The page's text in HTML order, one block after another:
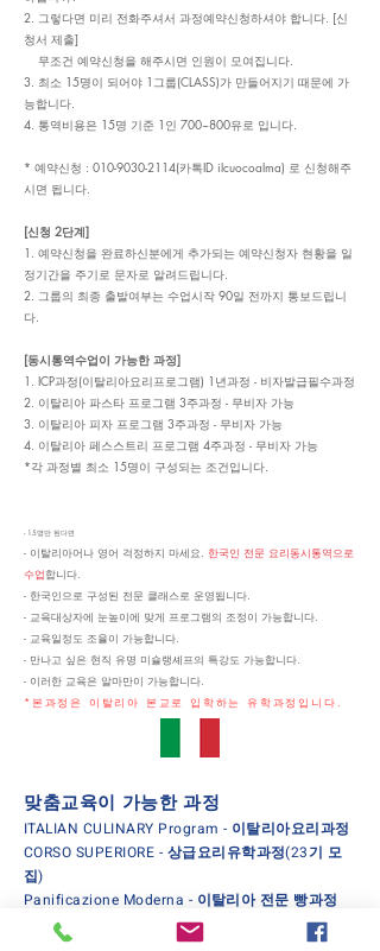
2. 그렇다면 미리 전화주셔서 과정예약신청하셔야 합니다. [신
청서 제출]
무조건 예약신청을 해주시면 인원이 모여집니다.
3. 최소 15명이 되어야 1그룹(CLASS)가 만들어지기 때문에 가
능합니다.
4. 통역비용은 15명 기준 1인 700~800유로 입니다.
* 예약신청 : 010-9030-2114(카톡ID ilcuocoalma) 로 신청해주
시면 됩니다.
[신청 2단계]
1. 예약신청을 완료하신분에게 추가되는 예약신청자 현황을 일
정기간을 주기로 문자로 알려드립니다.
2. 그룹의 최종 출발여부는 수업시작 90일 전까지 통보드립니
다.
[동시통역수업이 가능한 과정]
1. ICP과정(이탈리아요리프로그램) 1년과정 - 비자발급필수과정
2. 이탈리아 파스타 프로그램 3주과정 - 무비자 가능
3. 이탈리아 피자 프로그램 3주과정 - 무비자 가능
4. 이탈리아 페스스트리 프로그램 4주과정 - 무비자 가능
*각 과정별 최소 15명이 구성되는 조건입니다.
- 15명만 된다면
- 이탈리아어나 영어 걱정하지 마세요. 한국인 전문 요리동시통역으로
수업합니다.
- 한국인으로 구성된 전문 클래스로 운영됩니다.
- 교육대상자에 눈높이에 맞게 프로그램의 조정이 가능합니다.
- 교육일정도 조율이 가능합니다.
- 만나고 싶은 현직 유명 미슐랭셰프의 특강도 가능합니다.
- 이러한 교육은 알마만이 가능합니다.
*본과정은 이탈리아 본교로 입학하는 유학과정입니다.
맞춤교육이 가능한 과정
ITALIAN CULINARY Program - 이탈리아요리과정
CORSO SUPERIORE - 상급요리유학과정(23기 모
집)
Panificazione Moderna - 이탈리아 전문 빵과정
ITALIAN PASTRY Program - 이탈리아 페이스트